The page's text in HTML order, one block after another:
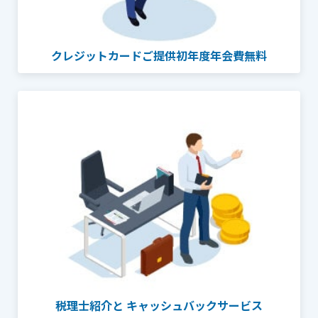
クレジットカードご提供初年度年会費無料
税理士紹介と キャッシュバックサービス